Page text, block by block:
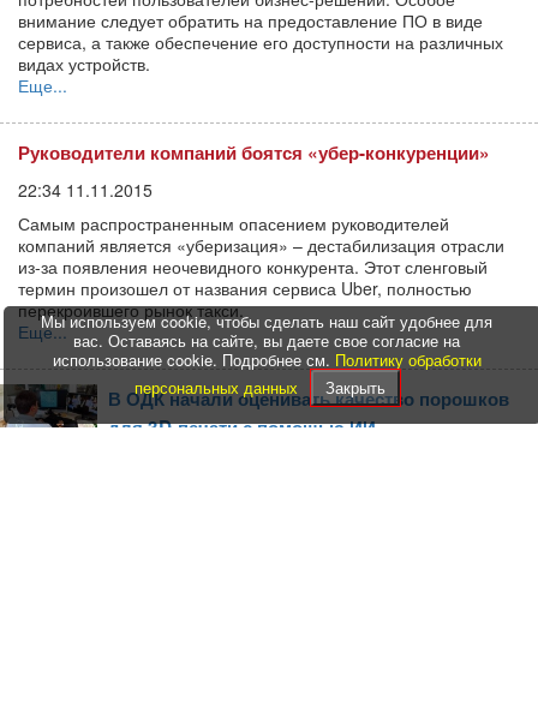
внимание следует обратить на предоставление ПО в виде
сервиса, а также обеспечение его доступности на различных
видах устройств.
Еще...
Руководители компаний боятся «убер-конкуренции»
22:34 11.11.2015
Самым распространенным опасением руководителей
компаний является «уберизация» – дестабилизация отрасли
из-за появления неочевидного конкурента. Этот сленговый
термин произошел от названия сервиса Uber, полностью
перекроившего рынок такси.
Еще...
В ОДК начали оценивать качество порошков
для 3D-печати с помощью ИИ
Мы используем cookie, чтобы сделать наш сайт удобнее для
вас. Оставаясь на сайте, вы даете свое согласие на
использование cookie. Подробнее см. Политику обработки
персональных данных
Закрыть